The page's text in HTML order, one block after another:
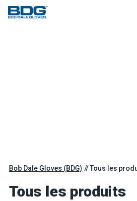
Bob Dale Gloves (BDG) Tous les
Tous les produits